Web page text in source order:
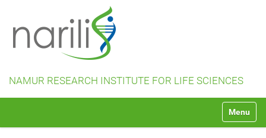
NAMUR RESEARCH INSTITUTE FOR LIFE SCIENCES
v
Toggle